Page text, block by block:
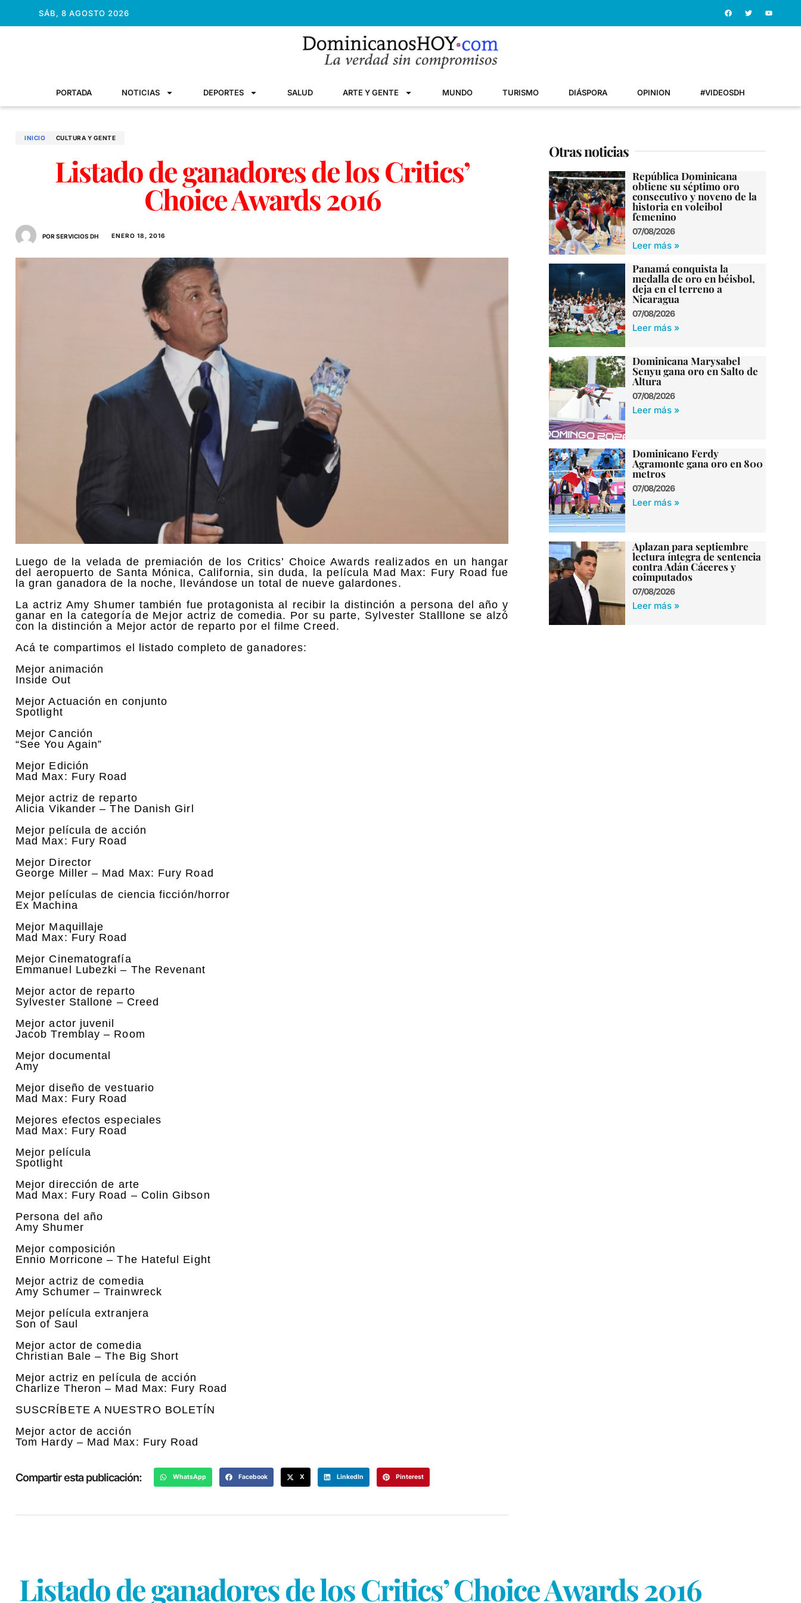
SÁB, 8 AGOSTO 2026
PORTADA NOTICIAS DEPORTES SALUD ARTE Y GENTE MUNDO TURISMO DIÁSPORA OPINION #VIDEOSDH
INICIO CULTURA Y GENTE
Listado de ganadores de los Critics’
Choice Awards 2016
POR SERVICIOS DH ENERO 18, 2016
Luego de la velada de premiación de los Critics’ Choice Awards realizados en un hangar
del aeropuerto de Santa Mónica, California, sin duda, la película Mad Max: Fury Road fue
la gran ganadora de la noche, llevándose un total de nueve galardones.
La actriz Amy Shumer también fue protagonista al recibir la distinción a persona del año y
ganar en la categoría de Mejor actriz de comedia. Por su parte, Sylvester Stalllone se alzó
con la distinción a Mejor actor de reparto por el filme Creed.
Acá te compartimos el listado completo de ganadores:
Mejor animación
Inside Out
Mejor Actuación en conjunto
Spotlight
Mejor Canción
“See You Again”
Mejor Edición
Mad Max: Fury Road
Mejor actriz de reparto
Alicia Vikander – The Danish Girl
Mejor película de acción
Mad Max: Fury Road
Mejor Director
George Miller – Mad Max: Fury Road
Mejor películas de ciencia ficción/horror
Ex Machina
Mejor Maquillaje
Mad Max: Fury Road
Mejor Cinematografía
Emmanuel Lubezki – The Revenant
Mejor actor de reparto
Sylvester Stallone – Creed
Mejor actor juvenil
Jacob Tremblay – Room
Mejor documental
Amy
Mejor diseño de vestuario
Mad Max: Fury Road
Mejores efectos especiales
Mad Max: Fury Road
Mejor película
Spotlight
Mejor dirección de arte
Mad Max: Fury Road – Colin Gibson
Persona del año
Amy Shumer
Mejor composición
Ennio Morricone – The Hateful Eight
Mejor actriz de comedia
Amy Schumer – Trainwreck
Mejor película extranjera
Son of Saul
Mejor actor de comedia
Christian Bale – The Big Short
Mejor actriz en película de acción
Charlize Theron – Mad Max: Fury Road
SUSCRÍBETE A NUESTRO BOLETÍN
Mejor actor de acción
Tom Hardy – Mad Max: Fury Road
Compartir esta publicación: WhatsApp Facebook X LinkedIn Pinterest
Otras noticias
República Dominicana
obtiene su séptimo oro
consecutivo y noveno de la
historia en voleibol
femenino
07/08/2026
Leer más »
Panamá conquista la
medalla de oro en béisbol,
deja en el terreno a
Nicaragua
07/08/2026
Leer más »
Dominicana Marysabel
Senyu gana oro en Salto de
Altura
07/08/2026
Leer más »
Dominicano Ferdy
Agramonte gana oro en 800
metros
07/08/2026
Leer más »
Aplazan para septiembre
lectura íntegra de sentencia
contra Adán Cáceres y
coimputados
07/08/2026
Leer más »
Listado de ganadores de los Critics’ Choice Awards 2016